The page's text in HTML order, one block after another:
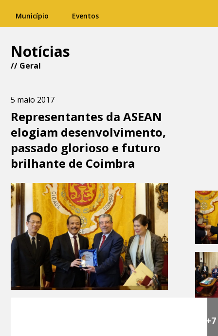
Município Eventos
Notícias
// Geral
5 maio 2017
Representantes da ASEAN
elogiam desenvolvimento,
passado glorioso e futuro
brilhante de Coimbra
+7